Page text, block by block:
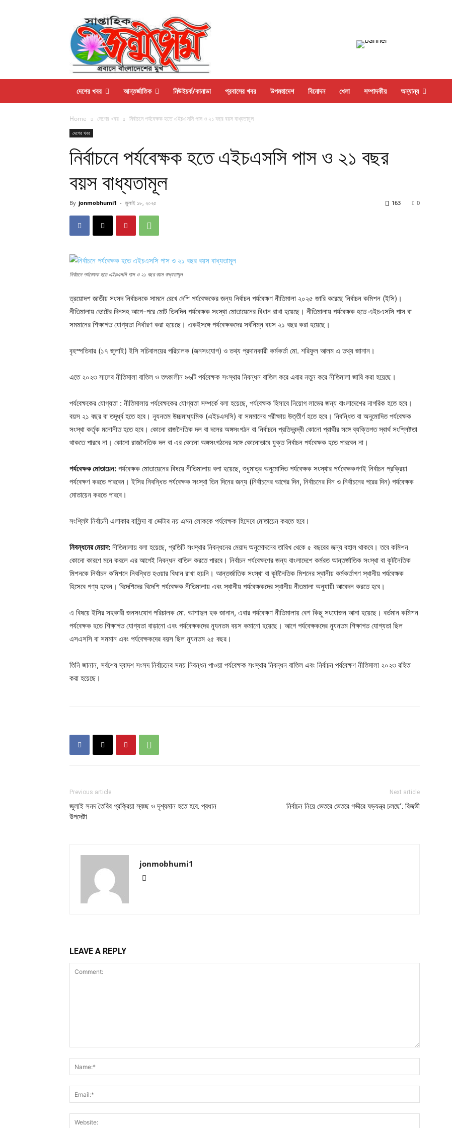
দেশের খবর আন্তর্জাতিক নিউইয়র্ক/কানাডা প্রবাসের খবর উপমহাদেশ বিনোদন খেলা সম্পাদকীয় অন্যান্য
Home দেশের খবর নির্বাচনে পর্যবেক্ষক হতে এইচএসসি পাস ও ২১ বছর বয়স বাধ্যতামূল
দেশের খবর
নির্বাচনে পর্যবেক্ষক হতে এইচএসসি পাস ও ২১ বছর
বয়স বাধ্যতামূল
By jonmobhumi1 - জুলাই ১৮, ২০২৫ 0
163
নির্বাচনে পর্যবেক্ষক হতে এইচএসসি পাস ও ২১ বছর বয়স বাধ্যতামূল
ত্রয়োদশ জাতীয় সংসদ নির্বাচনকে সামনে রেখে দেশি পর্যবেক্ষকের জন্য নির্বাচন পর্যবেক্ষণ নীতিমালা ২০২৫ জারি করেছে নির্বাচন কমিশন (ইসি)।
নীতিমালায় ভোটের দিনসহ আগে-পরে মোট তিনদিন পর্যবেক্ষক সংস্থা মোতায়েনের বিধান রাখা হয়েছে। নীতিমালায় পর্যবেক্ষক হতে এইচএসসি পাস বা
সমমানের শিক্ষাগত যোগ্যতা নির্ধারণ করা হয়েছে। একইসঙ্গে পর্যবেক্ষকদের সর্বনিম্ন বয়স ২১ বছর করা হয়েছে।
বৃহস্পতিবার (১৭ জুলাই) ইসি সচিবালয়ের পরিচালক (জনসংযোগ) ও তথ্য প্রদানকারী কর্মকর্তা মো. শরিফুল আলম এ তথ্য জানান।
এতে ২০২৩ সালের নীতিমালা বাতিল ও তৎকালীন ৯৬টি পর্যবেক্ষক সংস্থার নিবন্ধন বাতিল করে এবার নতুন করে নীতিমালা জারি করা হয়েছে।
পর্যবেক্ষকের যোগ্যতা : নীতিমালায় পর্যবেক্ষকের যোগ্যতা সম্পর্কে বলা হয়েছে, পর্যবেক্ষক হিসাবে নিয়োগ লাভের জন্য বাংলাদেশের নাগরিক হতে হবে।
বয়স ২১ বছর বা তদূর্ধ্ব হতে হবে। ন্যূনতম উচ্চমাধ্যমিক (এইচএসসি) বা সমমানের পরীক্ষায় উত্তীর্ণ হতে হবে। নিবন্ধিত বা অনুমোদিত পর্যবেক্ষক
সংস্থা কর্তৃক মনোনীত হতে হবে। কোনো রাজনৈতিক দল বা দলের অঙ্গসংগঠন বা নির্বাচনে প্রতিদ্বন্দ্বী কোনো প্রার্থীর সঙ্গে ব্যক্তিগত স্বার্থ সংশ্লিষ্টতা
থাকতে পারবে না। কোনো রাজনৈতিক দল বা এর কোনো অঙ্গসংগঠনের সঙ্গে কোনোভাবে যুক্ত নির্বাচন পর্যবেক্ষক হতে পারবেন না।
পর্যবেক্ষক মোতায়েন: পর্যবেক্ষক মোতায়েনের বিষয়ে নীতিমালায় বলা হয়েছে, শুধুমাত্র অনুমোদিত পর্যবেক্ষক সংস্থার পর্যবেক্ষকগণই নির্বাচন প্রক্রিয়া
পর্যবেক্ষণ করতে পারবেন। ইসির নিবন্ধিত পর্যবেক্ষক সংস্থা তিন দিনের জন্য (নির্বাচনের আগের দিন, নির্বাচনের দিন ও নির্বাচনের পরের দিন) পর্যবেক্ষক
মোতায়েন করতে পারবে।
সংশ্লিষ্ট নির্বাচনী এলাকার বাসিন্দা বা ভোটার নয় এমন লোককে পর্যবেক্ষক হিসেবে মোতায়েন করতে হবে।
নিবন্ধনের মেয়াদ: নীতিমালায় বলা হয়েছে, প্রতিটি সংস্থার নিবন্ধনের মেয়াদ অনুমোদনের তারিখ থেকে ৫ বছরের জন্য বহাল থাকবে। তবে কমিশন
কোনো কারণে মনে করলে এর আগেই নিবন্ধন বাতিল করতে পারবে। নির্বাচন পর্যবেক্ষণের জন্য বাংলাদেশে কর্মরত আন্তর্জাতিক সংস্থা বা কূটনৈতিক
মিশনকে নির্বাচন কমিশনে নিবন্ধিত হওয়ার বিধান রাখা হয়নি। আন্তর্জাতিক সংস্থা বা কূটনৈতিক মিশনের স্থানীয় কর্মকর্তাগণ স্থানীয় পর্যবেক্ষক
হিসেবে গণ্য হবেন। বিদেশিদের বিদেশি পর্যবেক্ষক নীতিমালায় এবং স্থানীয় পর্যবেক্ষকদের স্থানীয় নীতমালা অনুযায়ী আবেদন করতে হবে।
এ বিষয়ে ইসির সহকারী জনসংযোগ পরিচালক মো. আশাদুল হক জানান, এবার পর্যবেক্ষণ নীতিমালায় বেশ কিছু সংযোজন আনা হয়েছে। বর্তমান কমিশন
পর্যবেক্ষক হতে শিক্ষাগত যোগ্যতা বাড়ানো এবং পর্যবেক্ষকদের ন্যূনতম বয়স কমানো হয়েছে। আগে পর্যবেক্ষকদের ন্যূনতম শিক্ষাগত যোগ্যতা ছিল
এসএসসি বা সমমান এবং পর্যবেক্ষকদের বয়স ছিল ন্যূনতম ২৫ বছর।
তিনি জানান, সর্বশেষ দ্বাদশ সংসদ নির্বাচনের সময় নিবন্ধন পাওয়া পর্যবেক্ষক সংস্থার নিবন্ধন বাতিল এবং নির্বাচন পর্যবেক্ষণ নীতিমালা ২০২৩ রহিত
করা হয়েছে।
Previous article
জুলাই সনদ তৈরির প্রক্রিয়া স্বচ্ছ ও দৃশ্যমান হতে হবে: প্রধান
উপদেষ্টা
Next article
নির্বাচন নিয়ে ভেতরে ভেতরে গভীরে ষড়যন্ত্র চলছে’: রিজভী
jonmobhumi1
LEAVE A REPLY